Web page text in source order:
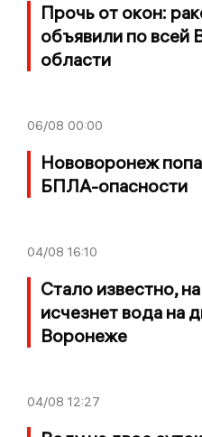
Прочь от окон:
объявили по всей
области
06/08 00:00
Нововоронеж
БПЛА-опасности
04/08 16:10
Стало известно,
исчезнет вода на
Воронеже
04/08 12:27